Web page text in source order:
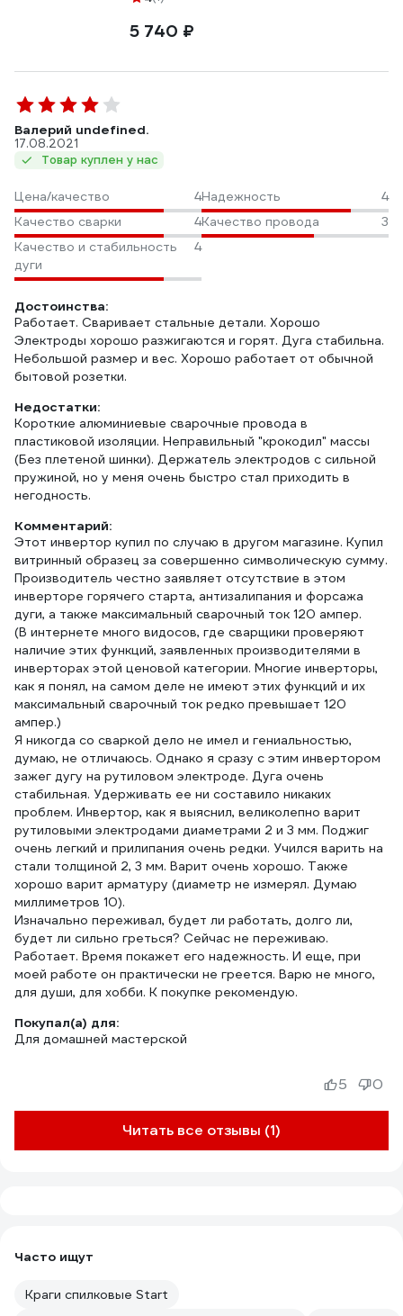
5 740 ₽
Валерий undefined.
17.08.2021
Товар куплен у нас
Цена/качество 4Надежность
4
Качество сварки
4Качество провода
3
Качество и стабильность
дуги
4
Достоинства:
Работает. Сваривает стальные детали. Хорошо
Электроды хорошо разжигаются и горят. Дуга стабильна.
Небольшой размер и вес. Хорошо работает от обычной
бытовой розетки.
Недостатки:
Короткие алюминиевые сварочные провода в
пластиковой изоляции. Неправильный "крокодил" массы
(Без плетеной шинки). Держатель электродов с сильной
пружиной, но у меня очень быстро стал приходить в
негодность.
Комментарий:
Этот инвертор купил по случаю в другом магазине. Купил
витринный образец за совершенно символическую сумму.
Производитель честно заявляет отсутствие в этом
инверторе горячего старта, антизалипания и форсажа
дуги, а также максимальный сварочный ток 120 ампер.
(В интернете много видосов, где сварщики проверяют
наличие этих функций, заявленных производителями в
инверторах этой ценовой категории. Многие инверторы,
как я понял, на самом деле не имеют этих функций и их
максимальный сварочный ток редко превышает 120
ампер.)
Я никогда со сваркой дело не имел и гениальностью,
думаю, не отличаюсь. Однако я сразу с этим инвертором
зажег дугу на рутиловом электроде. Дуга очень
стабильная. Удерживать ее ни составило никаких
проблем. Инвертор, как я выяснил, великолепно варит
рутиловыми электродами диаметрами 2 и 3 мм. Поджиг
очень легкий и прилипания очень редки. Учился варить на
стали толщиной 2, 3 мм. Варит очень хорошо. Также
хорошо варит арматуру (диаметр не измерял. Думаю
миллиметров 10).
Изначально переживал, будет ли работать, долго ли,
будет ли сильно греться? Сейчас не переживаю.
Работает. Время покажет его надежность. И еще, при
моей работе он практически не греется. Варю не много,
для души, для хобби. К покупке рекомендую.
Покупал(а) для:
Для домашней мастерской
Читать все отзывы (1)
5 0
Часто ищут
Краги спилковые Start